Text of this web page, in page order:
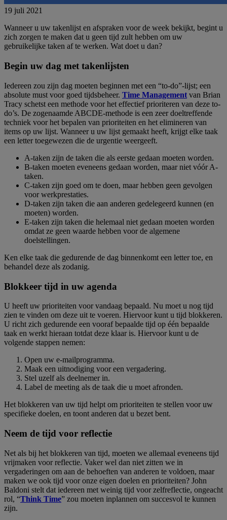
19 juli 2021
Wanneer u uw takenlijst en afspraken voor de week bekijkt, begint u
zich zorgen te maken dat u geen tijd zult hebben om uw
gebruikelijke taken af te werken. Wat doet u dan?
Begin uw dag met takenlijsten
Iedereen zou zijn dag moeten beginnen met een “to-do”-lijst; een
absolute must voor goed tijdsbeheer. Time Management van Brian
Tracy schetst een methode voor het effectief prioriteren van deze to-
do’s. De zogenaamde ABCDE-methode is een zeer doeltreffende
techniek voor het bepalen van prioriteiten en het elimineren van
items op uw lijst. Wanneer u uw lijst gemaakt heeft, krijgt elke taak
een letter toegewezen die de urgentie weergeeft.
A-taken zijn de taken die als eerste gedaan moeten worden.
B-taken moeten eveneens gedaan worden, maar niet vóór A-
taken.
C-taken zijn goed om te doen, maar hebben geen gevolgen
voor werkprestaties.
D-taken zijn taken die aan anderen gedelegeerd kunnen (en
moeten) worden.
E-taken zijn taken die helemaal niet gedaan moeten worden
omdat ze geen waarde hebben voor de algemene
doelstellingen.
Ken elke taak die gedurende de dag binnenkomt een letter toe, en
behandel deze als zodanig.
Blokkeer tijd in uw agenda
U heeft uw prioriteiten voor vandaag bepaald. Nu moet u nog tijd
zien te vinden om deze uit te voeren. Hiervoor kunt u tijd blokkeren.
U richt zich gedurende een vooraf bepaalde tijd op één bepaalde
taak en werkt hieraan totdat deze klaar is. Hiervoor kunt u de
volgende stappen nemen:
Open uw e-mailprogramma.
Maak een uitnodiging voor een vergadering.
Stel uzelf als deelnemer in.
Label de meeting als de taak die u moet afronden.
Het blokkeren van uw tijd helpt om prioriteiten te stellen voor uw
specifieke doelen, en toont anderen dat u bezet bent.
Neem de tijd voor reflectie
Net als bij het blokkeren van tijd, moeten we allemaal eveneens tijd
vrijmaken voor reflectie. Vaker wel dan niet zitten we in
vergaderingen om aan de behoeften van anderen te voldoen, maar
maken we ook tijd voor onze eigen doelen en prioriteiten? John
Baldoni stelt dat iedereen met weinig tijd voor zelfreflectie, ongeacht
rol, “Think Time” zou moeten inplannen om succesvol te kunnen
zijn.